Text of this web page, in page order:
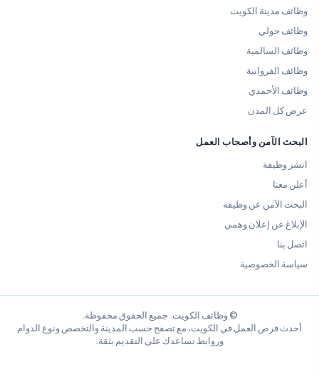
وظائف مدينة الكويت
وظائف حولي
وظائف السالمية
وظائف الفروانية
وظائف الأحمدي
عرض كل المدن
البحث الآمن وأصحاب العمل
انشر وظيفة
أعلن معنا
البحث الآمن عن وظيفة
الإبلاغ عن إعلان وهمي
اتصل بنا
سياسة الخصوصية
© وظائف الكويت. جميع الحقوق محفوظة.
أحدث فرص العمل في الكويت، مع تصفح حسب المدينة والتخصص ونوع الدوام
وروابط تساعدك على التقديم بثقة.